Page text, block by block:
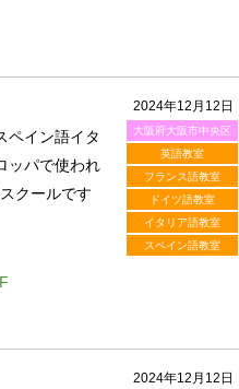
2024年12月12日
大阪府大阪市中央区
英語教室
フランス語教室
ドイツ語教室
イタリア語教室
スペイン語教室
ペイン語イタ
ッパで使われ
クールです
2024年12月12日